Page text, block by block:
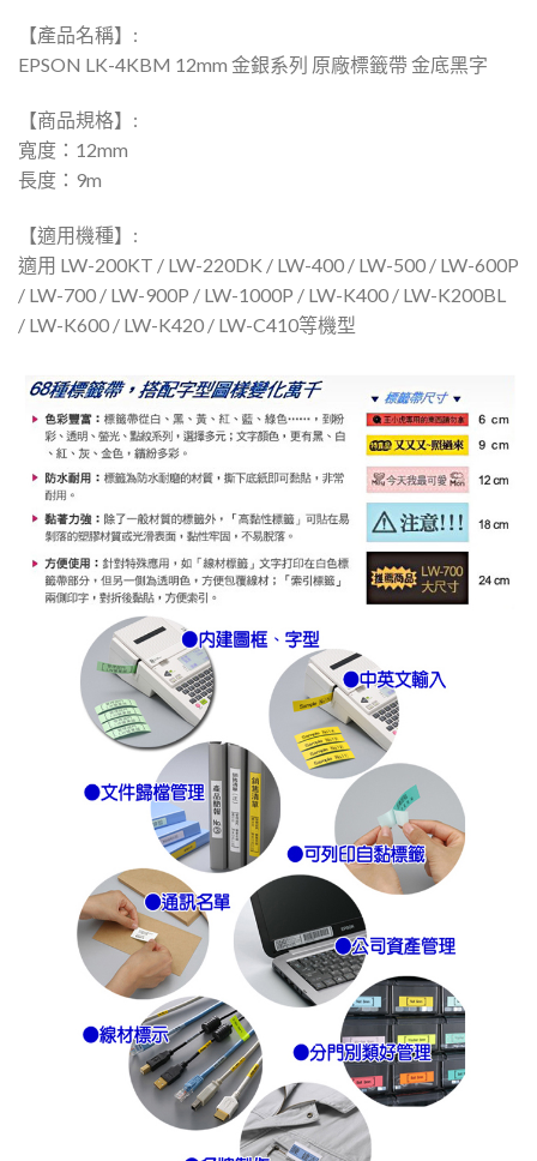
【產品名稱】:
EPSON LK-4KBM 12mm 金銀系列 原廠標籤帶 金底黑字
【商品規格】:
寬度：12mm
長度：9m
【適用機種】:
適用 LW-200KT / LW-220DK / LW-400 / LW-500 / LW-600P
/ LW-700 / LW-900P / LW-1000P / LW-K400 / LW-K200BL
/ LW-K600 / LW-K420 / LW-C410等機型